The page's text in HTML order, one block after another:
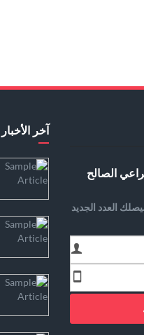
الصالح
العدد الجديد
آخر الأخبار